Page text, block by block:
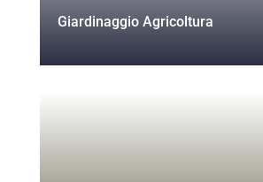
Giardinaggio Agricoltura